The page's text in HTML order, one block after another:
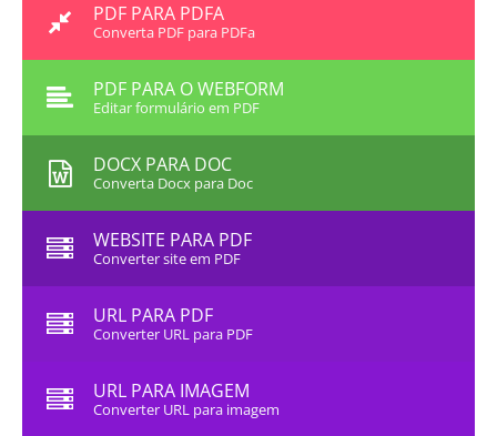
PDF PARA PDFA
Converta PDF para PDFa
PDF PARA O WEBFORM
Editar formulário em PDF
DOCX PARA DOC
Converta Docx para Doc
WEBSITE PARA PDF
Converter site em PDF
URL PARA PDF
Converter URL para PDF
URL PARA IMAGEM
Converter URL para imagem